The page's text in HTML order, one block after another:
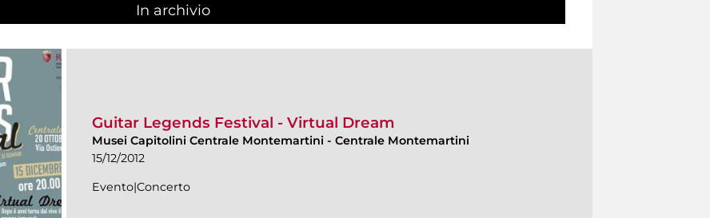
In archivio
Guitar Legends Festival - Virtual Dream
Musei Capitolini Centrale Montemartini - Centrale Montemartini
15/12/2012
Evento|Concerto